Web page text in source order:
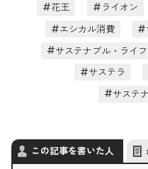
花王
ライオン
エシカル消費
サステナブル・ライ
サステラ
サステ
この記事を書いた人